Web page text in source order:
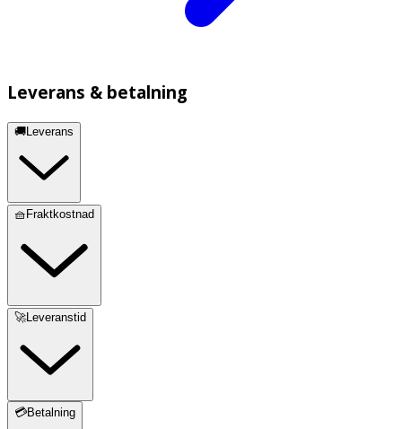
Leverans & betalning
🚚Leverans
🧺Fraktkostnad
🚀Leveranstid
💳Betalning